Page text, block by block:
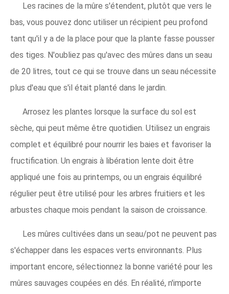
Les racines de la mûre s'étendent, plutôt que vers le
bas, vous pouvez donc utiliser un récipient peu profond
tant qu'il y a de la place pour que la plante fasse pousser
des tiges. N'oubliez pas qu'avec des mûres dans un seau
de 20 litres, tout ce qui se trouve dans un seau nécessite
plus d'eau que s'il était planté dans le jardin.
Arrosez les plantes lorsque la surface du sol est
sèche, qui peut même être quotidien. Utilisez un engrais
complet et équilibré pour nourrir les baies et favoriser la
fructification. Un engrais à libération lente doit être
appliqué une fois au printemps, ou un engrais équilibré
régulier peut être utilisé pour les arbres fruitiers et les
arbustes chaque mois pendant la saison de croissance.
Les mûres cultivées dans un seau/pot ne peuvent pas
s'échapper dans les espaces verts environnants. Plus
important encore, sélectionnez la bonne variété pour les
mûres sauvages coupées en dés. En réalité, n'importe